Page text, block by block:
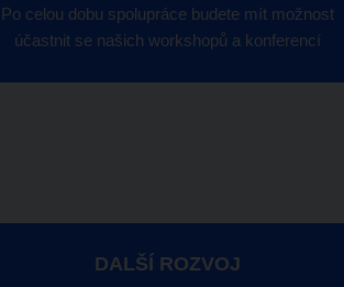
Zúčastníte se série tréninků, kde se seznámíte s
naší metodikou Coach&Practise.
Po celou dobu spolupráce budete mít možnost
účastnit se našich workshopů a konferencí
DALŠÍ ROZVOJ